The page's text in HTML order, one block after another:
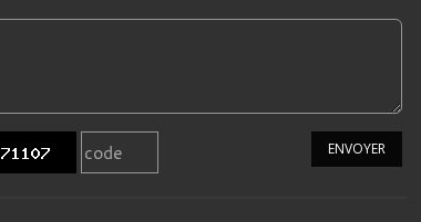
ENVOYER